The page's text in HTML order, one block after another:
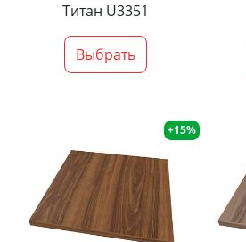
Титан U3351
Выбрать
+15%